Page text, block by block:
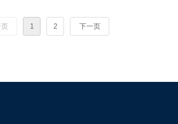
OpenDNS 和 Duo已很好地集成到其企业防火墙
和相关服务中。Umbrella 平台可以集成到思科
页 1 2 下一页